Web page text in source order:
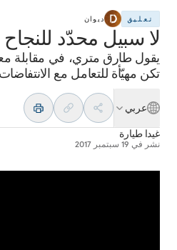
تعليق ديوان
لا سبيل محدّد للنجاح
يقول طارق متري، في مقابلة
تكن مهيّأة للتعامل مع الانتفاضات
عربي
غيدا طيارة
نشر في 19 سبتمبر 2017